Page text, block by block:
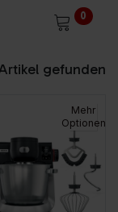
0
gefunden
Mehr
Optionen